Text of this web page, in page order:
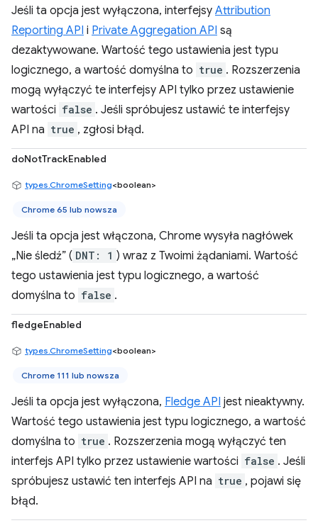
Jeśli ta opcja jest wyłączona, interfejsy Attribution
Reporting API i Private Aggregation API są
dezaktywowane. Wartość tego ustawienia jest typu
logicznego, a wartość domyślna to true . Rozszerzenia
mogą wyłączyć te interfejsy API tylko przez ustawienie
wartości false . Jeśli spróbujesz ustawić te interfejsy
API na true , zgłosi błąd.
doNotTrackEnabled
types.ChromeSetting<boolean>
Chrome 65 lub nowsza
Jeśli ta opcja jest włączona, Chrome wysyła nagłówek
„Nie śledź” ( DNT: 1 ) wraz z Twoimi żądaniami. Wartość
tego ustawienia jest typu logicznego, a wartość
domyślna to false .
fledgeEnabled
types.ChromeSetting<boolean>
Chrome 111 lub nowsza
Jeśli ta opcja jest wyłączona, Fledge API jest nieaktywny.
Wartość tego ustawienia jest typu logicznego, a wartość
domyślna to true . Rozszerzenia mogą wyłączyć ten
interfejs API tylko przez ustawienie wartości false . Jeśli
spróbujesz ustawić ten interfejs API na true , pojawi się
błąd.